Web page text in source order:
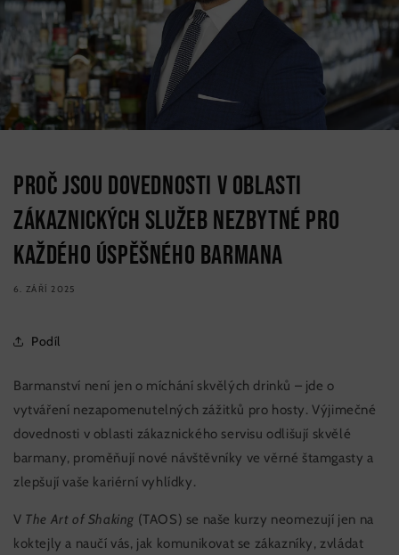
Proč jsou dovednosti v oblasti
zákaznických služeb nezbytné pro
každého úspěšného barmana
6. ZÁŘÍ 2025
Podíl
Barmanství není jen o míchání skvělých drinků – jde o
vytváření nezapomenutelných zážitků pro hosty. Výjimečné
dovednosti v oblasti zákaznického servisu odlišují skvělé
barmany, proměňují nové návštěvníky ve věrné štamgasty a
zlepšují vaše kariérní vyhlídky.
V The Art of Shaking (TAOS) se naše kurzy neomezují jen na
koktejly a naučí vás, jak komunikovat se zákazníky, zvládat